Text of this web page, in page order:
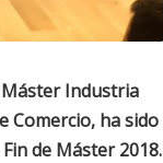
Máster Industria
Comercio, ha sido
de Máster 2018.